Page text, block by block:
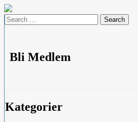
Skip
to
content
Search
for:
Bli Medlem
Kategorier